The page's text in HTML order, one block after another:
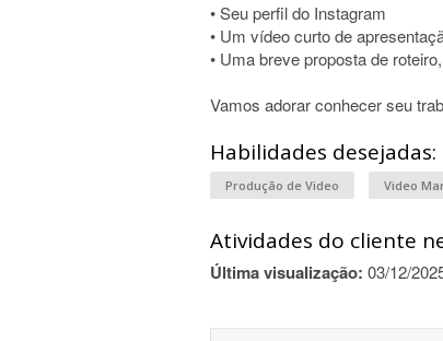
• Seu perfil do Instagram
• Um vídeo curto de
• Uma breve proposta de
Vamos adorar conhecer seu
Habilidades desejadas:
Produção de Video Video
Atividades do cliente
Última visualização: 03/12/